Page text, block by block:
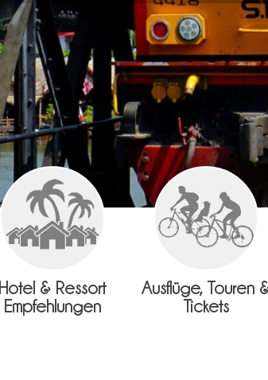
Hotel & Ressort
Empfehlungen
Ausflüge, Touren
Tickets